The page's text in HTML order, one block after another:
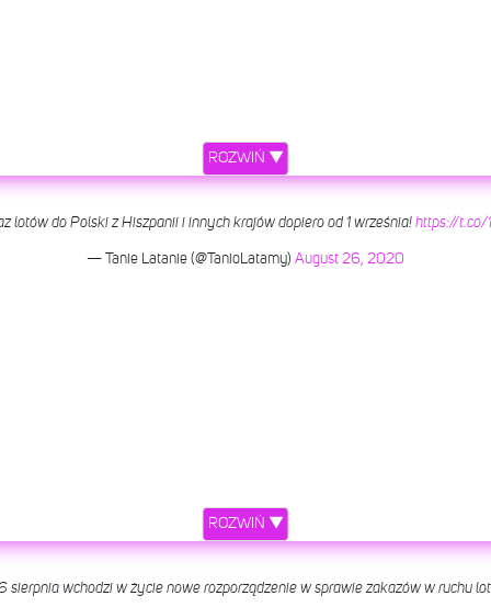
ROZWIŃ ▼
lotów do Polski z Hiszpanii i innych krajów dopiero od 1 września! https://t.co/
— Tanie Latanie (@TanioLatamy) August 26, 2020
ROZWIŃ ▼
wchodzi w życie nowe rozporządzenie w sprawie zakazów w ruchu